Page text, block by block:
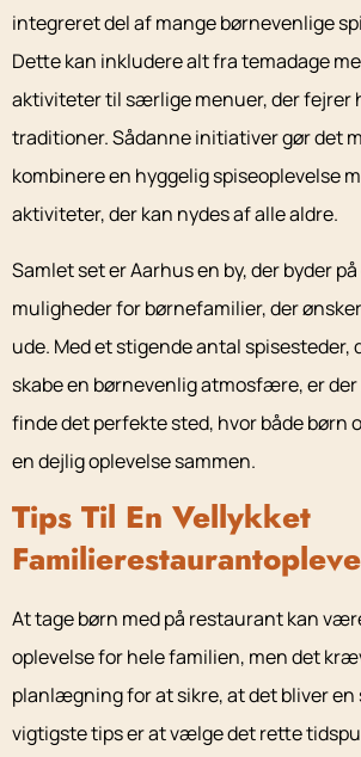
integreret del af mange børnevenlige
Dette kan inkludere alt fra temadage
aktiviteter til særlige menuer, der fejrer
traditioner. Sådanne initiativer gør det
kombinere en hyggelig spiseoplevelse
aktiviteter, der kan nydes af alle aldre.
Samlet set er Aarhus en by, der byder
muligheder for børnefamilier, der
ude. Med et stigende antal spisesteder,
skabe en børnevenlig atmosfære, er
finde det perfekte sted, hvor både børn
en dejlig oplevelse sammen.
Tips Til En Vellykket
At tage børn med på restaurant kan
oplevelse for hele familien, men det
planlægning for at sikre, at det bliver en
vigtigste tips er at vælge det rette